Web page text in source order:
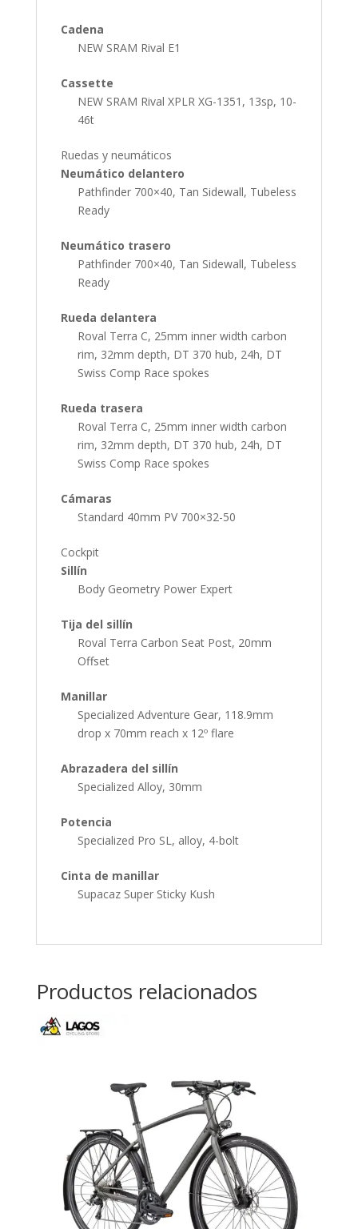
Cadena
NEW SRAM Rival E1
Cassette
NEW SRAM Rival XPLR XG-1351, 13sp, 10-
46t
Ruedas y neumáticos
Neumático delantero
Pathfinder 700×40, Tan Sidewall, Tubeless
Ready
Neumático trasero
Pathfinder 700×40, Tan Sidewall, Tubeless
Ready
Rueda delantera
Roval Terra C, 25mm inner width carbon
rim, 32mm depth, DT 370 hub, 24h, DT
Swiss Comp Race spokes
Rueda trasera
Roval Terra C, 25mm inner width carbon
rim, 32mm depth, DT 370 hub, 24h, DT
Swiss Comp Race spokes
Cámaras
Standard 40mm PV 700×32-50
Cockpit
Sillín
Body Geometry Power Expert
Tija del sillín
Roval Terra Carbon Seat Post, 20mm
Offset
Manillar
Specialized Adventure Gear, 118.9mm
drop x 70mm reach x 12º flare
Abrazadera del sillín
Specialized Alloy, 30mm
Potencia
Specialized Pro SL, alloy, 4-bolt
Cinta de manillar
Supacaz Super Sticky Kush
Productos relacionados